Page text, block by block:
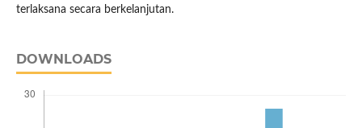
terlaksana secara berkelanjutan.
DOWNLOADS